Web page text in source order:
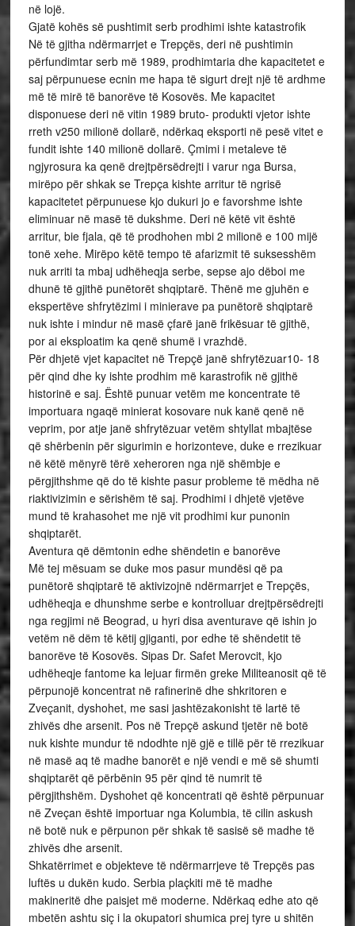
në lojë.
Gjatë kohës së pushtimit serb prodhimi ishte katastrofik
Në të gjitha ndërmarrjet e Trepçës, deri në pushtimin
përfundimtar serb më 1989, prodhimtaria dhe kapacitetet e
saj përpunuese ecnin me hapa të sigurt drejt një të ardhme
më të mirë të banorëve të Kosovës. Me kapacitet
disponuese deri në vitin 1989 bruto- produkti vjetor ishte
rreth v250 milionë dollarë, ndërkaq eksporti në pesë vitet e
fundit ishte 140 milionë dollarë. Çmimi i metaleve të
ngjyrosura ka qenë drejtpërsëdrejti i varur nga Bursa,
mirëpo për shkak se Trepça kishte arritur të ngrisë
kapacitetet përpunuese kjo dukuri jo e favorshme ishte
eliminuar në masë të dukshme. Deri në këtë vit është
arritur, bie fjala, që të prodhohen mbi 2 milionë e 100 mijë
tonë xehe. Mirëpo këtë tempo të afarizmit të suksesshëm
nuk arriti ta mbaj udhëheqja serbe, sepse ajo dëboi me
dhunë të gjithë punëtorët shqiptarë. Thënë me gjuhën e
ekspertëve shfrytëzimi i minierave pa punëtorë shqiptarë
nuk ishte i mindur në masë çfarë janë frikësuar të gjithë,
por ai eksploatim ka qenë shumë i vrazhdë.
Për dhjetë vjet kapacitet në Trepçë janë shfrytëzuar10- 18
për qind dhe ky ishte prodhim më karastrofik në gjithë
historinë e saj. Është punuar vetëm me koncentrate të
importuara ngaqë minierat kosovare nuk kanë qenë në
veprim, por atje janë shfrytëzuar vetëm shtyllat mbajtëse
që shërbenin për sigurimin e horizonteve, duke e rrezikuar
në këtë mënyrë tërë xeheroren nga një shëmbje e
përgjithshme që do të kishte pasur probleme të mëdha në
riaktivizimin e sërishëm të saj. Prodhimi i dhjetë vjetëve
mund të krahasohet me një vit prodhimi kur punonin
shqiptarët.
Aventura që dëmtonin edhe shëndetin e banorëve
Më tej mësuam se duke mos pasur mundësi që pa
punëtorë shqiptarë të aktivizojnë ndërmarrjet e Trepçës,
udhëheqja e dhunshme serbe e kontrolluar drejtpërsëdrejti
nga regjimi në Beograd, u hyri disa aventurave që ishin jo
vetëm në dëm të këtij gjiganti, por edhe të shëndetit të
banorëve të Kosovës. Sipas Dr. Safet Merovcit, kjo
udhëheqje fantome ka lejuar firmën greke Militeanosit që të
përpunojë koncentrat në rafinerinë dhe shkritoren e
Zveçanit, dyshohet, me sasi jashtëzakonisht të lartë të
zhivës dhe arsenit. Pos në Trepçë askund tjetër në botë
nuk kishte mundur të ndodhte një gjë e tillë për të rrezikuar
në masë aq të madhe banorët e një vendi e më së shumti
shqiptarët që përbënin 95 për qind të numrit të
përgjithshëm. Dyshohet që koncentrati që është përpunuar
në Zveçan është importuar nga Kolumbia, të cilin askush
në botë nuk e përpunon për shkak të sasisë së madhe të
zhivës dhe arsenit.
Shkatërrimet e objekteve të ndërmarrjeve të Trepçës pas
luftës u dukën kudo. Serbia plaçkiti më të madhe
makineritë dhe paisjet më moderne. Ndërkaq edhe ato që
mbetën ashtu siç i la okupatori shumica prej tyre u shitën